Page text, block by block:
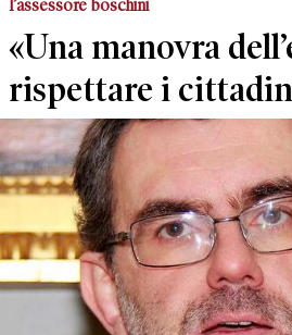
l’assessore boschini
«Una manovra
rispettare i